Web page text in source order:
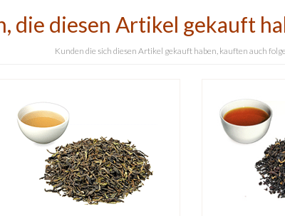
die diesen Artikel gekauft
Kunden die sich diesen Artikel gekauft haben, kauften auch